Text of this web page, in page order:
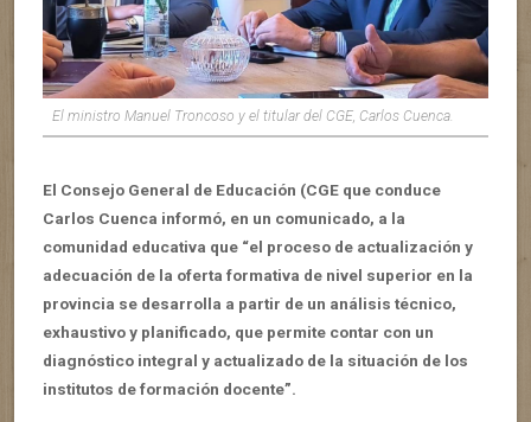
El ministro Manuel Troncoso y el titular del CGE, Carlos Cuenca.
El Consejo General de Educación (CGE que conduce
Carlos Cuenca informó, en un comunicado, a la
comunidad educativa que “el proceso de actualización y
adecuación de la oferta formativa de nivel superior en la
provincia se desarrolla a partir de un análisis técnico,
exhaustivo y planificado, que permite contar con un
diagnóstico integral y actualizado de la situación de los
institutos de formación docente”.